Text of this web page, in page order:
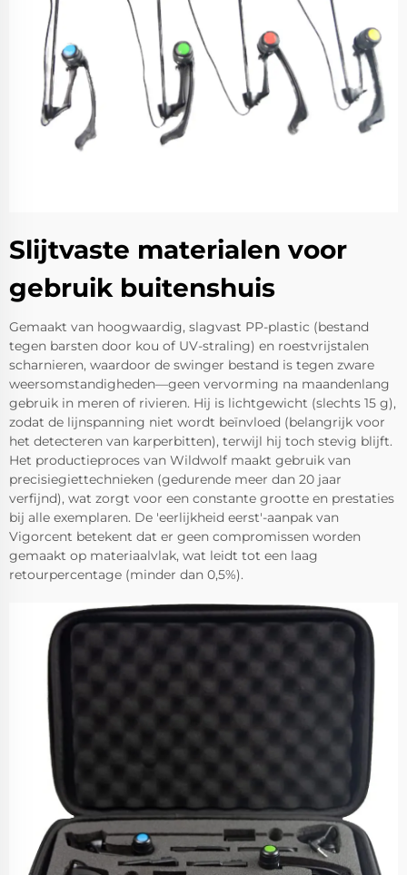
Slijtvaste materialen voor
gebruik buitenshuis
Gemaakt van hoogwaardig, slagvast PP-plastic (bestand
tegen barsten door kou of UV-straling) en roestvrijstalen
scharnieren, waardoor de swinger bestand is tegen zware
weersomstandigheden—geen vervorming na maandenlang
gebruik in meren of rivieren. Hij is lichtgewicht (slechts 15 g),
zodat de lijnspanning niet wordt beïnvloed (belangrijk voor
het detecteren van karperbitten), terwijl hij toch stevig blijft.
Het productieproces van Wildwolf maakt gebruik van
precisiegiettechnieken (gedurende meer dan 20 jaar
verfijnd), wat zorgt voor een constante grootte en prestaties
bij alle exemplaren. De 'eerlijkheid eerst'-aanpak van
Vigorcent betekent dat er geen compromissen worden
gemaakt op materiaalvlak, wat leidt tot een laag
retourpercentage (minder dan 0,5%).